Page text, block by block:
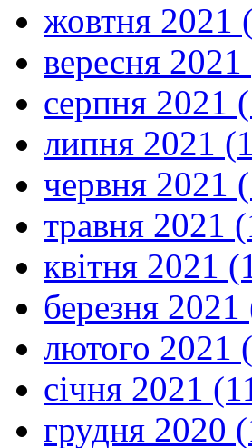
жовтня 2021
вересня
серпня 2021
липня 2021
червня 2021
травня 2021
квітня 2021
березня
лютого 2021
січня 2021
грудня 2020